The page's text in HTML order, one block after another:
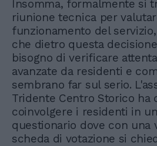
Insomma, formalmente si
riunione tecnica per
funzionamento del
che dietro questa
bisogno di verificare
avanzate da residenti e
sembrano far sul serio.
Tridente Centro Storico ha
coinvolgere i residenti in
questionario dove con una
scheda di votazione si